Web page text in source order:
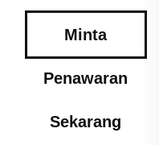
Minta
Penawaran
Sekarang